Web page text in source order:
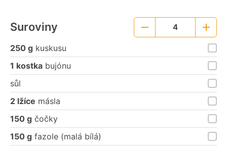
Suroviny 4
Větší
porce
250 g kuskusu
1 kostka bujónu
sůl
2 lžíce másla
150 g čočky
150 g fazole (malá bílá)